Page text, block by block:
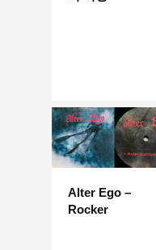
Alter Ego –
Rocker